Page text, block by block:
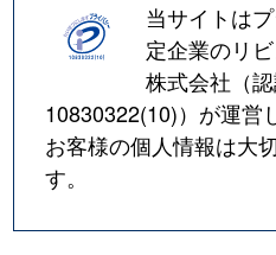
当サイトは
定企業のリ
株式会社（認
10830322(10)）が運営
お客様の個人情報は大
す。